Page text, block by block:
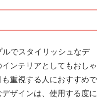
でスタイリッシュなデ
ンテリアとしてもおしゃ
重視する人におすすめで
ザインは、使用する度に